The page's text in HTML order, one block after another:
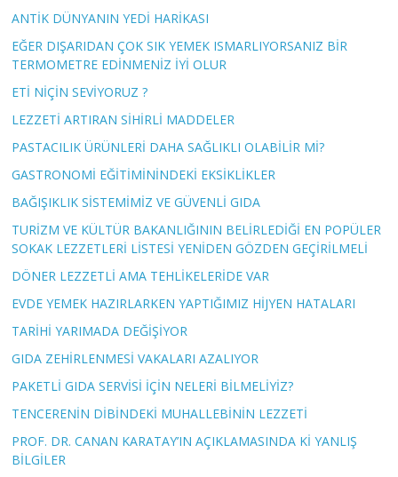
ANTİK DÜNYANIN YEDİ HARİKASI
EĞER DIŞARIDAN ÇOK SIK YEMEK ISMARLIYORSANIZ BİR
TERMOMETRE EDİNMENİZ İYİ OLUR
ETİ NİÇİN SEVİYORUZ ?
LEZZETİ ARTIRAN SİHİRLİ MADDELER
PASTACILIK ÜRÜNLERİ DAHA SAĞLIKLI OLABİLİR Mİ?
GASTRONOMİ EĞİTİMİNİNDEKİ EKSİKLİKLER
BAĞIŞIKLIK SİSTEMİMİZ VE GÜVENLİ GIDA
TURİZM VE KÜLTÜR BAKANLIĞININ BELİRLEDİĞİ EN POPÜLER
SOKAK LEZZETLERİ LİSTESİ YENİDEN GÖZDEN GEÇİRİLMELİ
DÖNER LEZZETLİ AMA TEHLİKELERİDE VAR
EVDE YEMEK HAZIRLARKEN YAPTIĞIMIZ HİJYEN HATALARI
TARİHİ YARIMADA DEĞİŞİYOR
GIDA ZEHİRLENMESİ VAKALARI AZALIYOR
PAKETLİ GIDA SERVİSİ İÇİN NELERİ BİLMELİYİZ?
TENCERENİN DİBİNDEKİ MUHALLEBİNİN LEZZETİ
PROF. DR. CANAN KARATAY’IN AÇIKLAMASINDA Kİ YANLIŞ
BİLGİLER